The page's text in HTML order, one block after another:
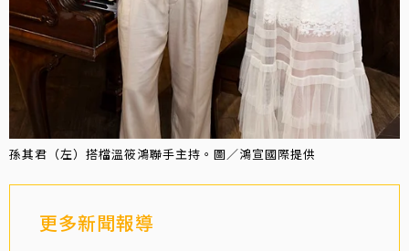
孫其君（左）搭檔溫筱鴻聯手主持。圖／鴻宣國際提供
更多新聞報導